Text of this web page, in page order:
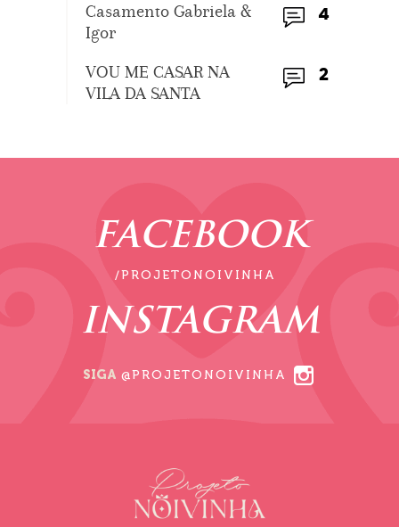
4
Casamento Gabriela &
Igor
2
VOU ME CASAR NA
VILA DA SANTA
FACEBOOK
/PROJETONOIVINHA
INSTAGRAM
SIGA @PROJETONOIVINHA